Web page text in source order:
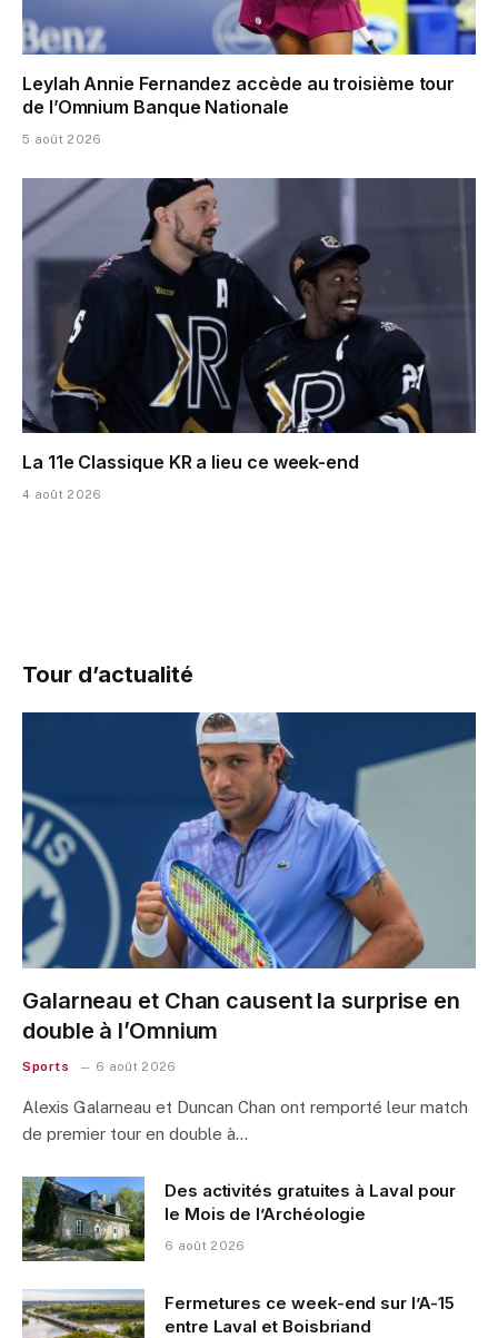
Leylah Annie Fernandez accède au troisième tour
de l’Omnium Banque Nationale
5 août 2026
La 11e Classique KR a lieu ce week-end
4 août 2026
Tour d’actualité
Galarneau et Chan causent la surprise en
double à l’Omnium
Sports 6 août 2026
Alexis Galarneau et Duncan Chan ont remporté leur match
de premier tour en double à…
Des activités gratuites à Laval pour
le Mois de l’Archéologie
6 août 2026
Fermetures ce week-end sur l’A-15
entre Laval et Boisbriand